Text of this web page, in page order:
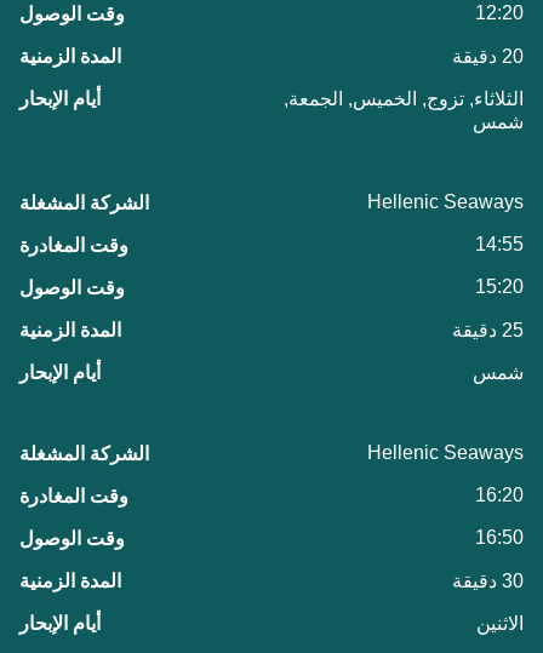
12:20
20 دقيقة
الثلاثاء, تزوج, الخميس, الجمعة,
شمس
Hellenic Seaways
14:55
15:20
25 دقيقة
شمس
Hellenic Seaways
16:20
16:50
30 دقيقة
الاثنين